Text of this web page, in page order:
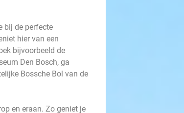
bij de perfecte
hier van een
bijvoorbeeld de
Den Bosch, ga
Bossche Bol van de
en eraan. Zo geniet je